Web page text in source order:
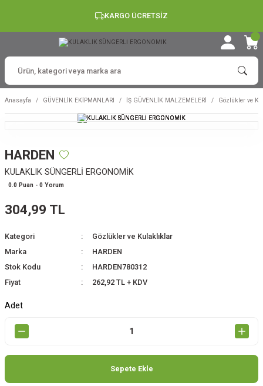
KARGO ÜCRETSİZ
Anasayfa GÜVENLİK EKİPMANLARI İŞ GÜVENLİK MALZEMELERİ Gözlükler ve
HARDEN
KULAKLIK SÜNGERLİ ERGONOMİK
0.0 Puan - 0 Yorum
304,99 TL
Kategori
Gözlükler ve Kulaklıklar
Marka
HARDEN
Stok Kodu
HARDEN780312
Fiyat
262,92 TL + KDV
Adet
Sepete Ekle